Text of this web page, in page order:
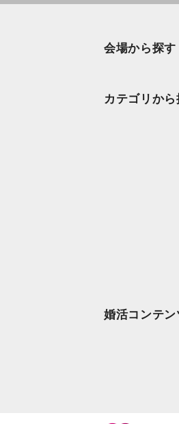
会場から探す
カテゴリから
婚活コンテン